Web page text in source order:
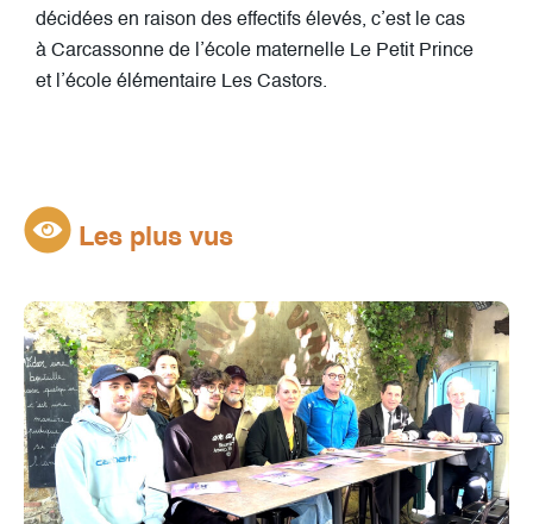
décidées en raison des effectifs élevés, c’est le cas
à Carcassonne de l’école maternelle Le Petit Prince
et l’école élémentaire Les Castors.
Les plus vus